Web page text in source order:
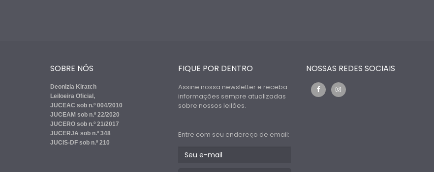
SOBRE NÓS
Deonizia Kiratch
Leiloeira Oficial,
JUCEAC sob n.º 004/2010
JUCEAM sob n.º 22/2020
JUCERO sob n.º 21/2017
JUCERJA sob n.º 348
JUCIS-DF sob n.º 210
FIQUE POR DENTRO
Assine nossa newsletter e receba
informações sempre atualizadas
sobre nossos leilões.
Entre com seu endereço de email:
NOSSAS REDES SOCIAIS